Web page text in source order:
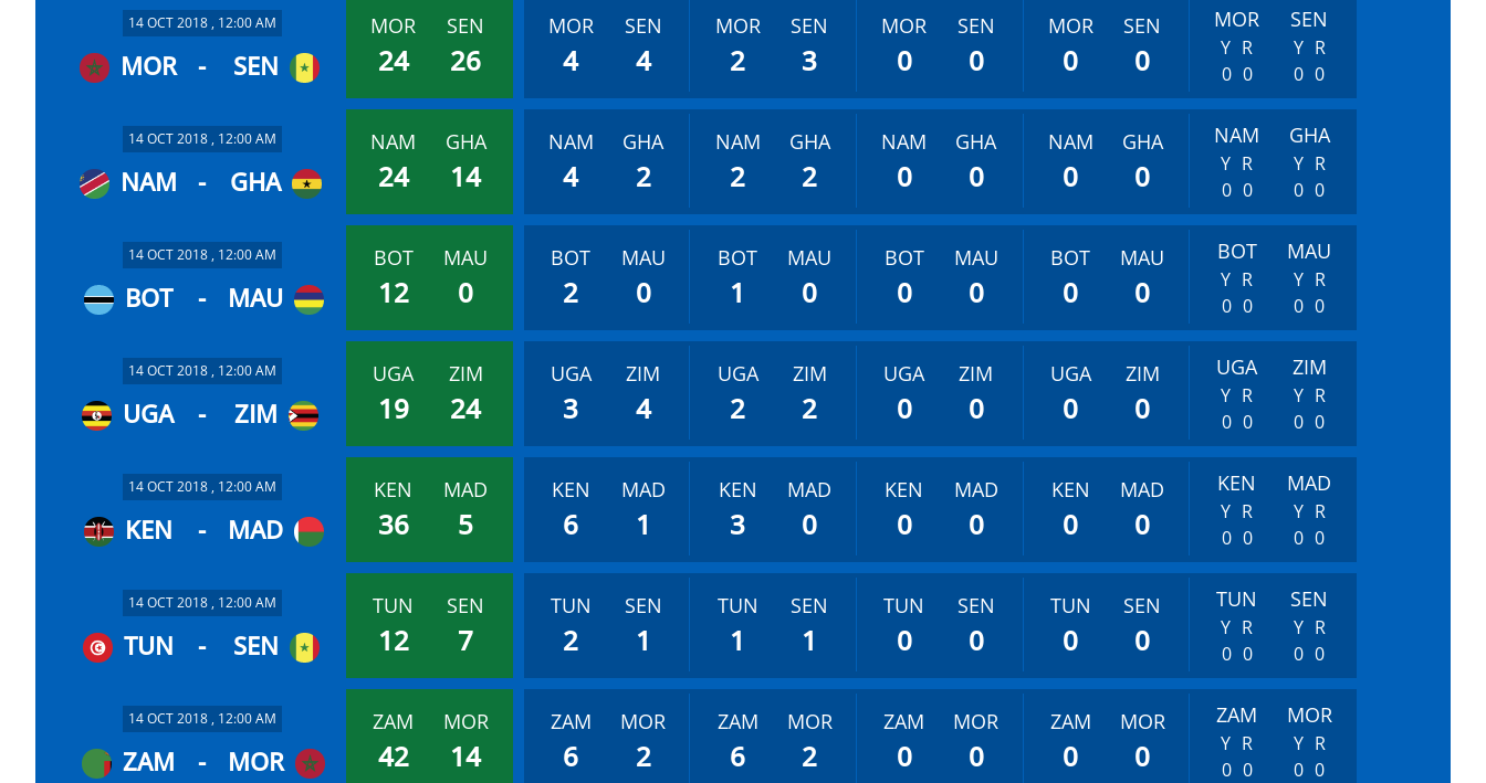
14 OCT 2018 , 12:00 AM
MOR - SEN
MOR SEN
24 26
MOR SEN
4 4
MOR SEN
2 3
MOR SEN
0 0
MOR SEN
0 0
MOR SEN
Y R
0 0
Y R
0 0
14 OCT 2018 , 12:00 AM
NAM - GHA
NAM GHA
24 14
NAM GHA
4 2
NAM GHA
2 2
NAM GHA
0 0
NAM GHA
0 0
NAM GHA
Y R
0 0
Y R
0 0
14 OCT 2018 , 12:00 AM
BOT - MAU
BOT MAU
12 0
BOT MAU
2 0
BOT MAU
1 0
BOT MAU
0 0
BOT MAU
0 0
BOT MAU
Y R
0 0
Y R
0 0
14 OCT 2018 , 12:00 AM
UGA - ZIM
UGA ZIM
19 24
UGA ZIM
3 4
UGA ZIM
2 2
UGA ZIM
0 0
UGA ZIM
0 0
UGA ZIM
Y R
0 0
Y R
0 0
14 OCT 2018 , 12:00 AM
KEN - MAD
KEN MAD
36 5
KEN MAD
6 1
KEN MAD
3 0
KEN MAD
0 0
KEN MAD
0 0
KEN MAD
Y R
0 0
Y R
0 0
14 OCT 2018 , 12:00 AM
TUN - SEN
TUN SEN
12 7
TUN SEN
2 1
TUN SEN
1 1
TUN SEN
0 0
TUN SEN
0 0
TUN SEN
Y R
0 0
Y R
0 0
14 OCT 2018 , 12:00 AM
ZAM - MOR
ZAM MOR
42 14
ZAM MOR
6 2
ZAM MOR
6 2
ZAM MOR
0 0
ZAM MOR
0 0
ZAM MOR
Y R
0 0
Y R
0 0